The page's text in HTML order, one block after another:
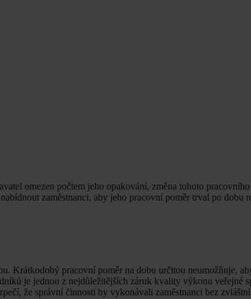
omezen počtem jeho opakování, změna tohoto
zaměstnanci, aby jeho pracovní poměr trval po dobu
Krátkodobý pracovní poměr na dobu určitou neumožňuje,
je jednou z nejdůležitějších záruk kvality výkonu veřejné
že správní činnosti by vykonávali zaměstnanci bez